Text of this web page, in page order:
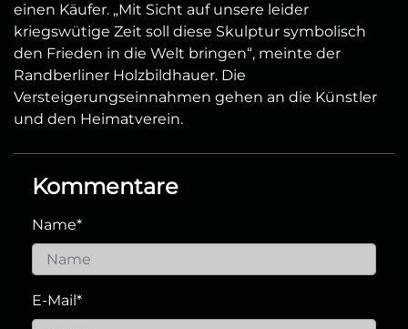
einen Käufer. „Mit Sicht auf unsere leider
kriegswütige Zeit soll diese Skulptur symbolisch
den Frieden in die Welt bringen“, meinte der
Randberliner Holzbildhauer. Die
Versteigerungseinnahmen gehen an die Künstler
und den Heimatverein.
Kommentare
Name*
E-Mail *